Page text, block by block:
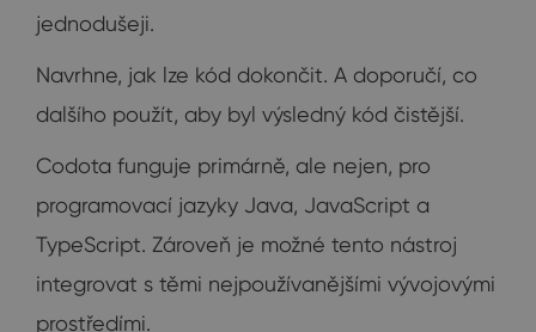
jednodušeji.
Navrhne, jak lze kód dokončit. A doporučí, co
dalšího použít, aby byl výsledný kód čistější.
Codota funguje primárně, ale nejen, pro
programovací jazyky Java, JavaScript a
TypeScript. Zároveň je možné tento nástroj
integrovat s těmi nejpoužívanějšími vývojovými
prostředími.